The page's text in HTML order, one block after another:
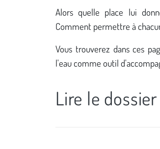
Alors quelle place lui
Comment permettre à
Vous trouverez dans ces
l'eau comme outil
Lire le dossier